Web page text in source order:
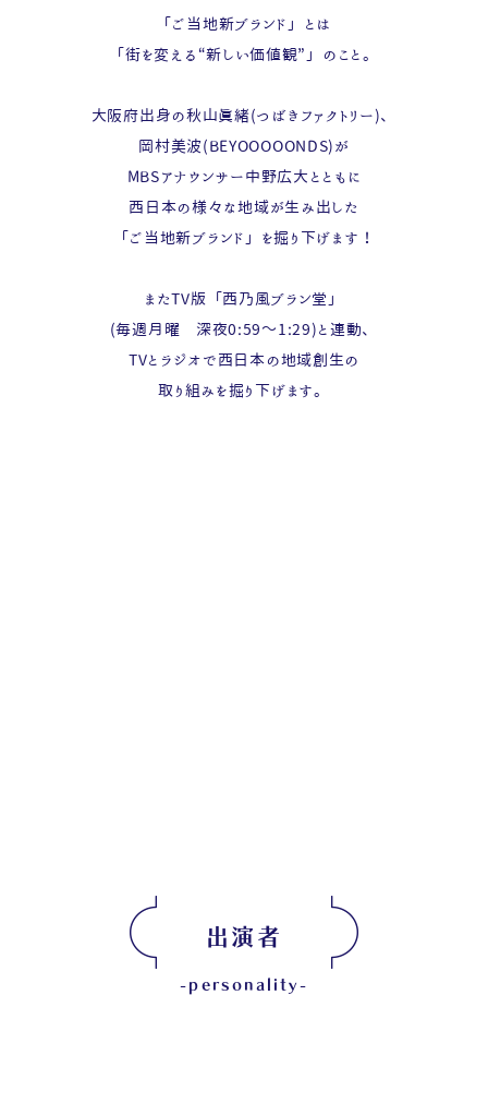
「ご当地新ブランド」とは
「街を変える“新しい価値観”」のこと。
大阪府出身の秋山眞緒(つばきファクトリー)、
岡村美波(BEYOOOOONDS)が
MBSアナウンサー中野広大とともに
西日本の様々な地域が生み出した
「ご当地新ブランド」を掘り下げます！
またTV版「西乃風ブラン堂」
(毎週月曜 深夜0:59～1:29)と連動、
TVとラジオで西日本の地域創生の
取り組みを掘り下げます。
出演者
-personality-